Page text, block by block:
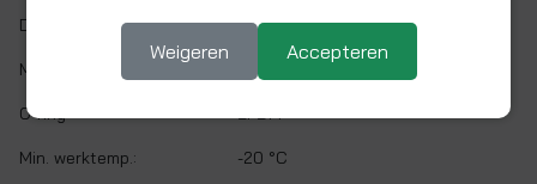
Demontabel: Ja
Materiaal: Vernikkeld messing
O-ring: EPDM
Min. werktemp.: -20 °C
Weigeren Accepteren